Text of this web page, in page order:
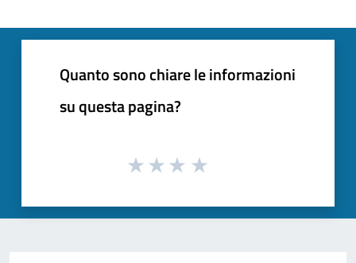
Quanto sono chiare le informazioni
su questa pagina?